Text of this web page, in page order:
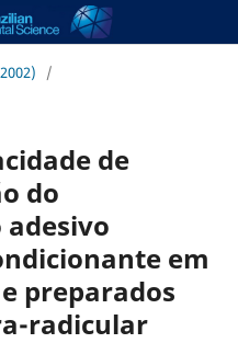
/
de
do
em
preparados
radicular